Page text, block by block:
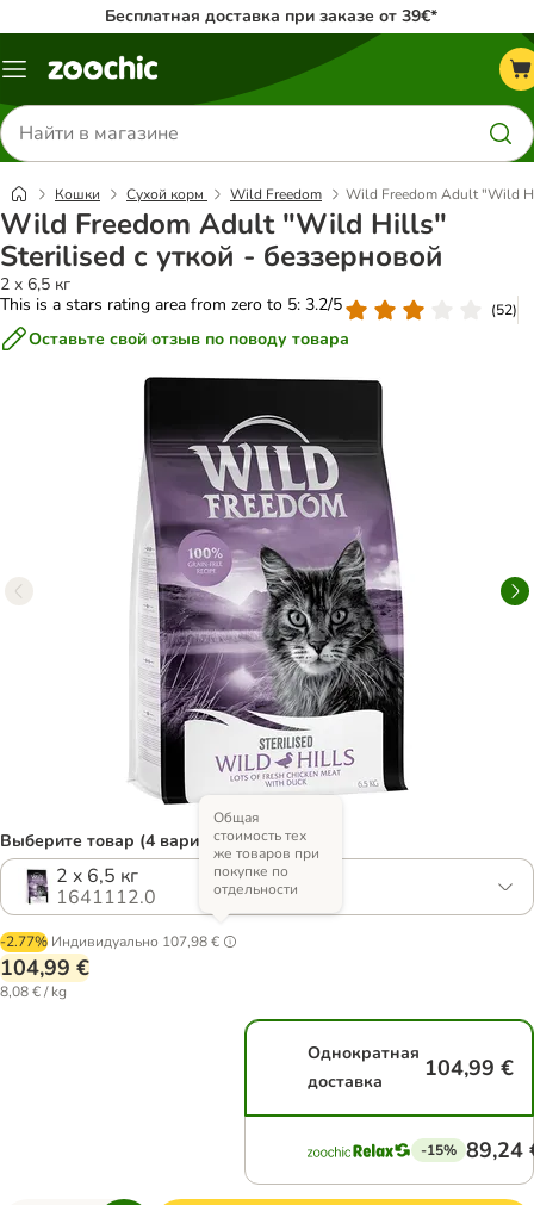
Бесплатная доставка при заказе от 39€*
Каталог
Поиск
товаров
Кошки Сухой корм Wild Freedom Wild Freedom Adult "Wild
Wild Freedom Adult "Wild Hills"
Sterilised с уткой - беззерновой
2 x 6,5 кг
This is a stars rating area from zero to 5: 3.2/5
(52)
Оставьте свой отзыв по поводу товара
Выберите товар (4 вариантов)
2 x 6,5 кг
1641112.0
-2.77% Индивидуально 107,98 €
Общая
стоимость тех
же товаров при
покупке по
отдельности
104,99 €
8,08 € / kg
Однократная
доставка
104,99 €
-15% 89,24